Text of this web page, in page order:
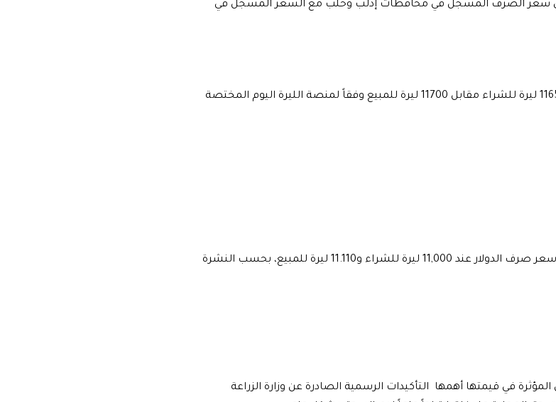
سعر الصرف المسجل في محافظات إدلب وحلب مع السعر المسجل في
وحتى الحسكة فقد بلغ سعر الدولار فيها 11650 ليرة للشراء مقابل 11700 ليرة للمبيع وفقاً لمنصة الليرة اليوم المختصة
بالمقابل حافظ مصرف سوريا المركزي على سعر صرف الدولار عند 11,000 ليرة للشراء و11.110 ليرة للمبيع، بحسب النشرة
في قيمتها أهمها التأكيدات الرسمية الصادرة عن وزارة الزراعة